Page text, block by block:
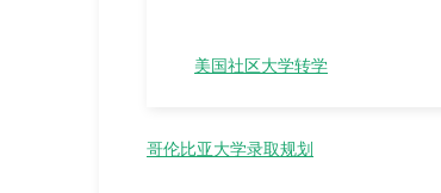
美国社区大学转学
哥伦比亚大学录取规划